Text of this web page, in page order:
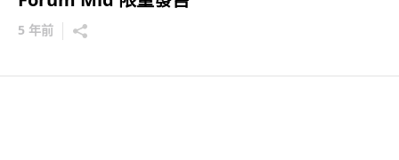
5 年前